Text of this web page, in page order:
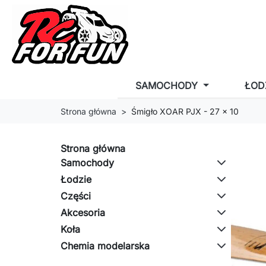
SAMOCHODY
Strona główna Śmigło XOAR PJX - 27 x 10
Strona główna
Samochody
Łodzie
Części
Akcesoria
Koła
Chemia modelarska